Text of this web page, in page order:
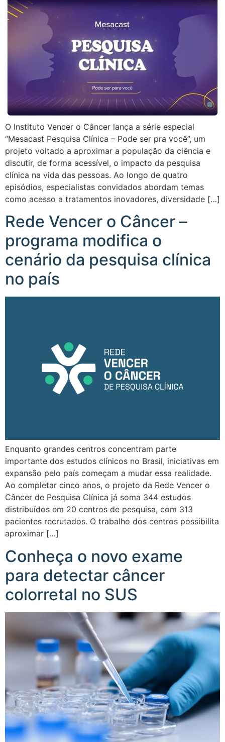
O Instituto Vencer o Câncer lança a série especial
“Mesacast Pesquisa Clínica – Pode ser pra você”, um
projeto voltado a aproximar a população da ciência e
discutir, de forma acessível, o impacto da pesquisa
clínica na vida das pessoas. Ao longo de quatro
episódios, especialistas convidados abordam temas
como acesso a tratamentos inovadores, diversidade […]
Rede Vencer o Câncer –
programa modifica o
cenário da pesquisa clínica
no país
Enquanto grandes centros concentram parte
importante dos estudos clínicos no Brasil, iniciativas em
expansão pelo país começam a mudar essa realidade.
Ao completar cinco anos, o projeto da Rede Vencer o
Câncer de Pesquisa Clínica já soma 344 estudos
distribuídos em 20 centros de pesquisa, com 313
pacientes recrutados. O trabalho dos centros possibilita
aproximar […]
Conheça o novo exame
para detectar câncer
colorretal no SUS